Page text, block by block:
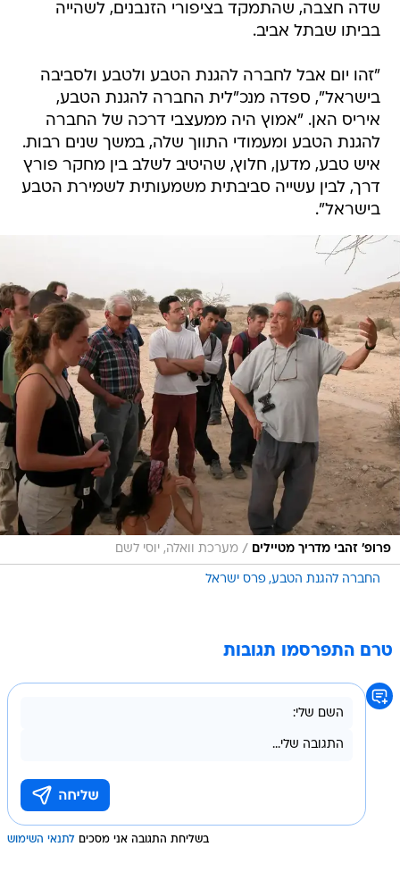
שדה חצבה, שהתמקד בציפורי הזנבנים, לשהייה
בביתו שבתל אביב.
"זהו יום אבל לחברה להגנת הטבע ולטבע ולסביבה
בישראל", ספדה מנכ"לית החברה להגנת הטבע,
איריס האן. "אמוץ היה ממעצבי דרכה של החברה
להגנת הטבע ומעמודי התווך שלה, במשך שנים רבות.
איש טבע, מדען, חלוץ, שהיטיב לשלב בין מחקר פורץ
דרך, לבין עשייה סביבתית משמעותית לשמירת הטבע
בישראל".
פרופ' זהבי מדריך מטיילים / מערכת וואלה, יוסי לשם
החברה להגנת הטבע פרס ישראל
טרם התפרסמו תגובות
בשליחת התגובה אני מסכים לתנאי השימוש